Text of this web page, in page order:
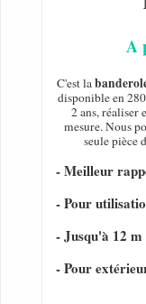
A
C'est la
disponible en
2 ans, réaliser
mesure. Nous
seule pièce
- Meilleur
- Pour
- Jusqu'à 12
- Pour